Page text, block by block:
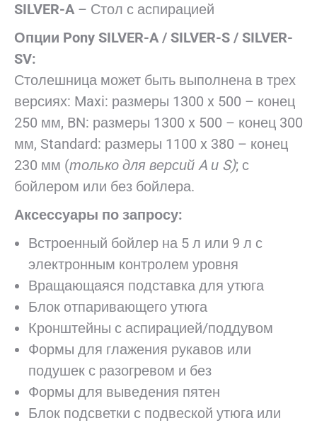
SILVER-A – Стол с аспирацией
Опции Pony SILVER-A / SILVER-S / SILVER-
SV:
Столешница может быть выполнена в трех
версиях: Maxi: размеры 1300 x 500 – конец
250 мм, BN: размеры 1300 x 500 – конец 300
мм, Standard: размеры 1100 x 380 – конец
230 мм (только для версий A и S); с
бойлером или без бойлера.
Аксессуары по запросу:
Встроенный бойлер на 5 л или 9 л с
электронным контролем уровня
Вращающаяся подставка для утюга
Блок отпаривающего утюга
Кронштейны с аспирацией/поддувом
Формы для глажения рукавов или
подушек с разогревом и без
Формы для выведения пятен
Блок подсветки с подвеской утюга или